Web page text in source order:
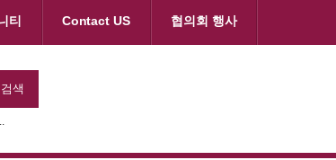
티 Contact US 협의회 행사